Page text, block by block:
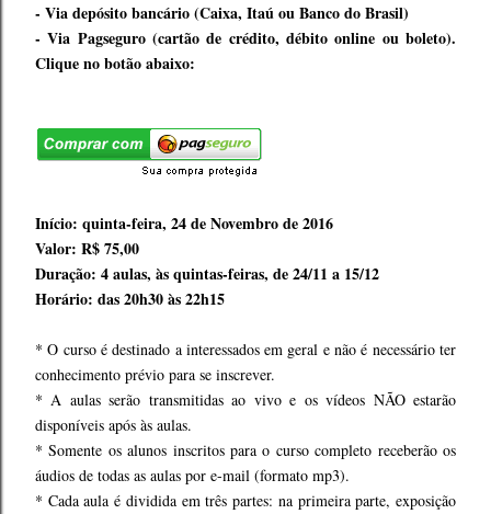
- Via depósito bancário (Caixa, Itaú ou Banco do Brasil)
- Via Pagseguro (cartão de crédito, débito online ou boleto).
Clique no botão abaixo:
Início: quinta-feira, 24 de Novembro de 2016
Valor: R$ 75,00
Duração: 4 aulas, às quintas-feiras, de 24/11 a 15/12
Horário: das 20h30 às 22h15
* O curso é destinado a interessados em geral e não é necessário ter
conhecimento prévio para se inscrever.
* A aulas serão transmitidas ao vivo e os vídeos NÃO estarão
disponíveis após às aulas.
* Somente os alunos inscritos para o curso completo receberão os
áudios de todas as aulas por e-mail (formato mp3).
* Cada aula é dividida em três partes: na primeira parte, exposição